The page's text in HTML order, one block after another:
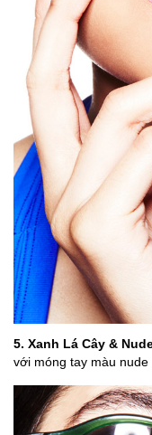
5. Xanh Lá Cây &
với móng tay màu nude